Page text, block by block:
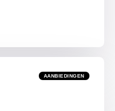
AANBIEDINGEN